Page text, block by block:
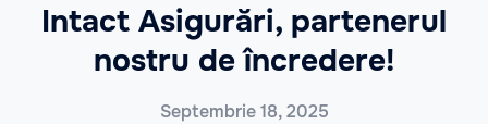
Intact Asigurări, partenerul
nostru de încredere!
Septembrie 18, 2025